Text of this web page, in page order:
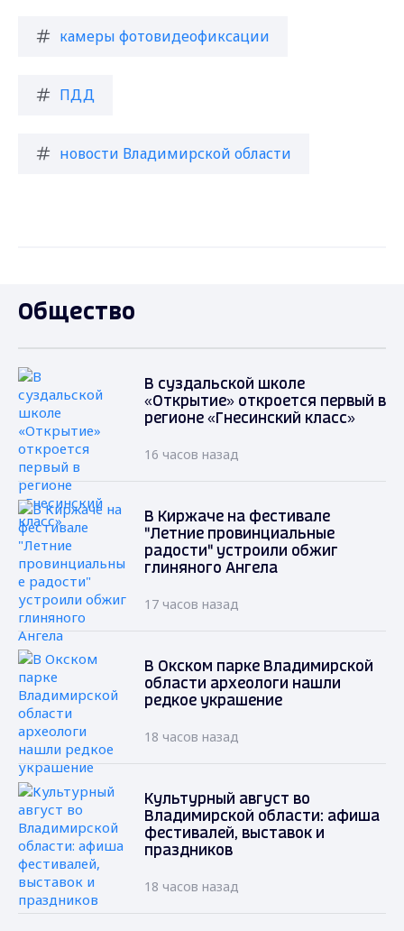
камеры фотовидеофиксации
ПДД
новости Владимирской области
Общество
В суздальской школе
«Открытие» откроется первый в
регионе «Гнесинский класс»
16 часов назад
В Киржаче на фестивале
"Летние провинциальные
радости" устроили обжиг
глиняного Ангела
17 часов назад
В Окском парке Владимирской
области археологи нашли
редкое украшение
18 часов назад
Культурный август во
Владимирской области: афиша
фестивалей, выставок и
праздников
18 часов назад